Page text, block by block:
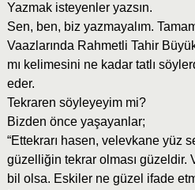
Yazmak isteyenler yazsın.
Sen, ben, biz yazmayalım.
Vaazlarında Rahmetli Tahir
mı kelimesini ne kadar tatlı
eder.
Tekraren söyleyeyim mi?
Bizden önce yaşayanlar;
“Ettekrarı hasen, velevkane yüz
güzelliğin tekrar olması güzeldir.
bil olsa. Eskiler ne güzel ifade